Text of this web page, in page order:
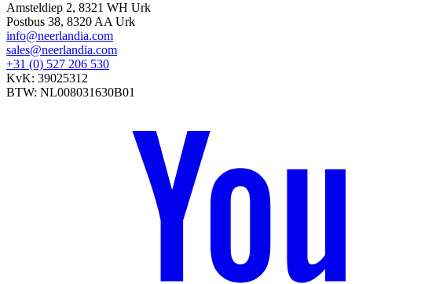
Amsteldiep 2, 8321 WH Urk
Postbus 38, 8320 AA Urk
info@neerlandia.com
sales@neerlandia.com
+31 (0) 527 206 530
KvK: 39025312
BTW: NL008031630B01